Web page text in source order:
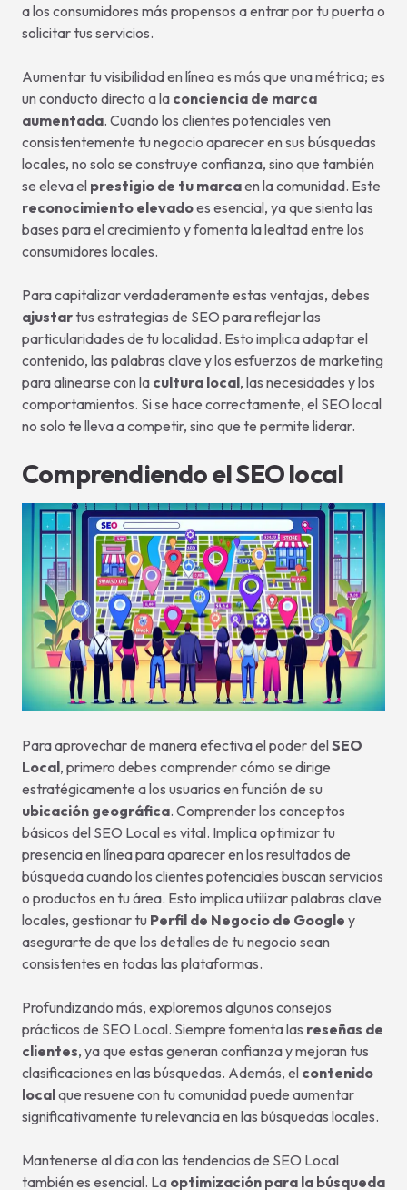
a los consumidores más propensos a entrar por tu puerta o
solicitar tus servicios.
Aumentar tu visibilidad en línea es más que una métrica; es
un conducto directo a la conciencia de marca
aumentada. Cuando los clientes potenciales ven
consistentemente tu negocio aparecer en sus búsquedas
locales, no solo se construye confianza, sino que también
se eleva el prestigio de tu marcaen la comunidad. Este
reconocimiento elevadoes esencial, ya que sienta las
bases para el crecimiento y fomenta la lealtad entre los
consumidores locales.
Para capitalizar verdaderamente estas ventajas, debes
ajustartus estrategias de SEO para reflejar las
particularidades de tu localidad. Esto implica adaptar el
contenido, las palabras clave y los esfuerzos de marketing
para alinearse con la cultura local, las necesidades y los
comportamientos. Si se hace correctamente, el SEO local
no solo te lleva a competir, sino que te permite liderar.
Comprendiendo el SEO local
Para aprovechar de manera efectiva el poder delSEO
Local, primero debes comprender cómo se dirige
estratégicamente a los usuarios en función de su
ubicación geográfica. Comprender los conceptos
básicos del SEO Local es vital. Implica optimizar tu
presencia en línea para aparecer en los resultados de
búsqueda cuando los clientes potenciales buscan servicios
o productos en tu área. Esto implica utilizar palabras clave
locales, gestionar tu Perfil de Negocio de Google y
asegurarte de que los detalles de tu negocio sean
consistentes en todas las plataformas.
Profundizando más, exploremos algunos consejos
prácticos de SEO Local. Siempre fomenta las reseñas de
clientes, ya que estas generan confianza y mejoran tus
clasificaciones en las búsquedas. Además, el contenido
localque resuene con tu comunidad puede aumentar
significativamente tu relevancia en las búsquedas locales.
Mantenerse al día con las tendencias de SEO Local
también es esencial. La optimización para la búsqueda